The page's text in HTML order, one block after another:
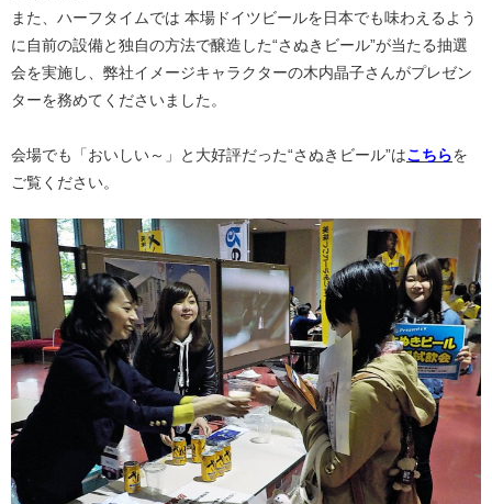
また、ハーフタイムでは 本場ドイツビールを日本でも味わえるよう
に自前の設備と独自の方法で醸造した“さぬきビール”が当たる抽選
会を実施し、弊社イメージキャラクターの木内晶子さんがプレゼン
ターを務めてくださいました。
会場でも「おいしい～」と大好評だった“さぬきビール”はこちらを
ご覧ください。